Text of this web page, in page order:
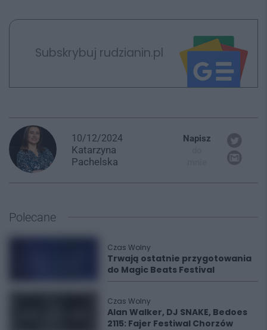
Subskrybuj rudzianin.pl
10/12/2024
Katarzyna
Pachelska
Napisz
Polecane
Czas Wolny
Trwają ostatnie przygotowania
do Magic Beats Festival
Czas Wolny
Alan Walker, DJ SNAKE, Bedoes
2115: Fajer Festiwal Chorzów